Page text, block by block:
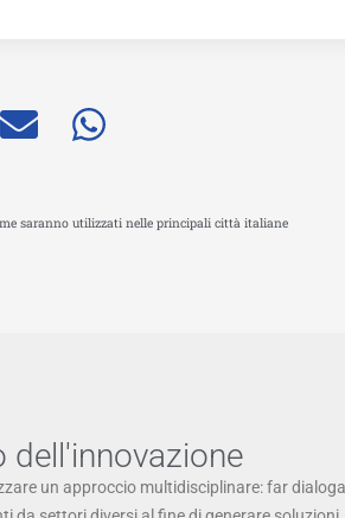
saranno utilizzati nelle principali città italiane
dell'innovazione
un approccio multidisciplinare: far